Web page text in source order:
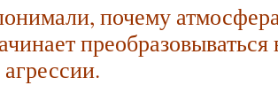
почему